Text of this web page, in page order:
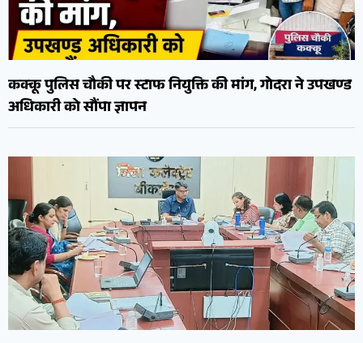
कक्कू पुलिस चौकी पर स्टाफ नियुक्ति की मांग, गोदरा ने उपखण्ड
अधिकारी को सौंपा ज्ञापन